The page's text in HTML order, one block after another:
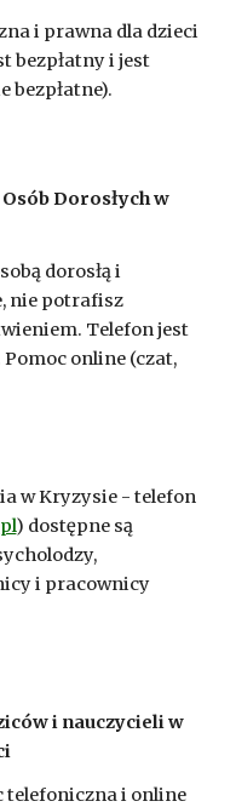
i prawna dla dzieci
bezpłatny i jest
bezpłatne).
Dorosłych w
dorosłą i
nie potrafisz
Telefon jest
Pomoc online (czat,
w Kryzysie - telefon
) dostępne są
i pracownicy
i nauczycieli w
telefoniczna i online